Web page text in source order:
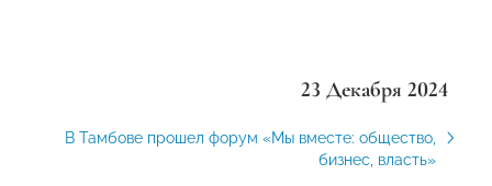
23 Декабря 2024
В Тамбове прошел форум «Мы вместе: общество,
бизнес, власть»